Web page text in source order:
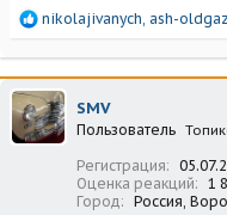
Р
а
к
ц
и
и
nikolajivanych, ash-oldgaz
SMV
Пользователь
Регистрация
Оценка реакций
1
Город
Россия,